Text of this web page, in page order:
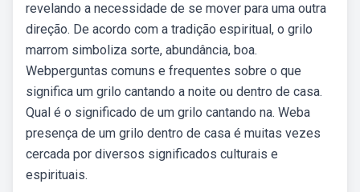
revelando a necessidade de se mover para uma outra
direção. De acordo com a tradição espiritual, o grilo
marrom simboliza sorte, abundância, boa.
Webperguntas comuns e frequentes sobre o que
significa um grilo cantando a noite ou dentro de casa.
Qual é o significado de um grilo cantando na. Weba
presença de um grilo dentro de casa é muitas vezes
cercada por diversos significados culturais e
espirituais.